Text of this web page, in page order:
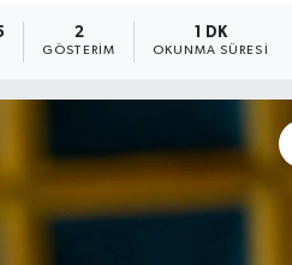
2
GÖSTERIM
1 DK
OKUNMA SÜRESI